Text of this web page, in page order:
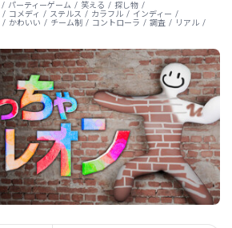
パーティーゲーム 笑える
探し物
コメディ ステルス カラフル
インディー
かわいい チーム制 コントローラ 調査
リアル